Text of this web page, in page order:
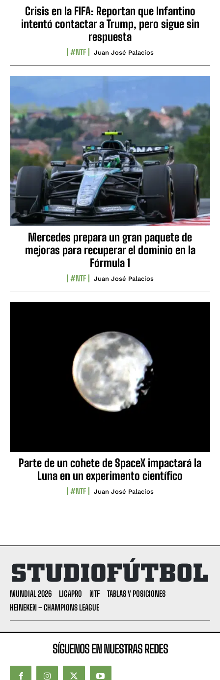
Crisis en la FIFA: Reportan que Infantino
intentó contactar a Trump, pero sigue sin
respuesta
#NTF Juan José Palacios
Mercedes prepara un gran paquete de
mejoras para recuperar el dominio en la
Fórmula 1
#NTF Juan José Palacios
Parte de un cohete de SpaceX impactará la
Luna en un experimento científico
#NTF Juan José Palacios
MUNDIAL 2026 LIGAPRO NTF
TABLAS Y POSICIONES
HEINEKEN – CHAMPIONS LEAGUE
SÍGUENOS EN NUESTRAS REDES